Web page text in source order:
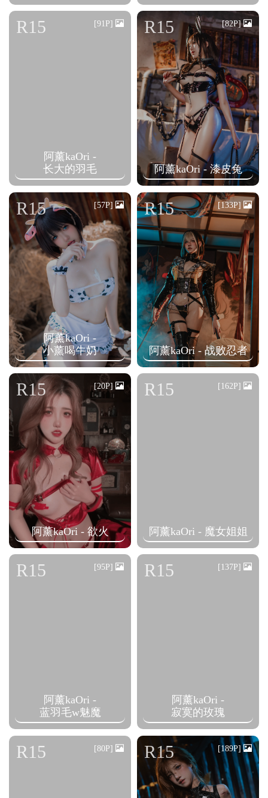
阿薰kaOri -
长大的羽毛
R15 [91P]
阿薰kaOri - 漆皮兔
R15 [82P]
阿薰kaOri -
小薰喝牛奶
R15 [57P]
阿薰kaOri - 战败忍者
R15 [133P]
阿薰kaOri - 欲火
R15 [20P]
阿薰kaOri - 魔女姐姐
R15 [162P]
阿薰kaOri -
蓝羽毛w魅魔
R15 [95P]
阿薰kaOri -
寂寞的玫瑰
R15 [137P]
R15 [80P] R15 [189P]